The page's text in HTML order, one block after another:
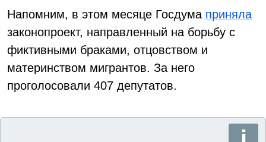
Напомним, в этом месяце Госдума приняла
законопроект, направленный на борьбу с
фиктивными браками, отцовством и
материнством мигрантов. За него
проголосовали 407 депутатов.